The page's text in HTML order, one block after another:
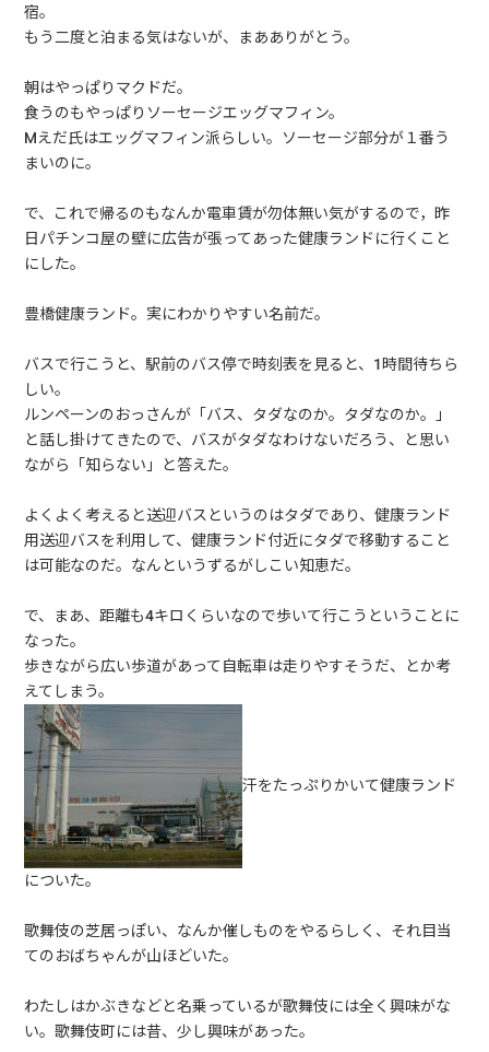
宿。
もう二度と泊まる気はないが、まあありがとう。
朝はやっぱりマクドだ。
食うのもやっぱりソーセージエッグマフィン。
Mえだ氏はエッグマフィン派らしい。ソーセージ部分が１番う
まいのに。
で、これで帰るのもなんか電車賃が勿体無い気がするので，昨
日パチンコ屋の壁に広告が張ってあった健康ランドに行くこと
にした。
豊橋健康ランド。実にわかりやすい名前だ。
バスで行こうと、駅前のバス停で時刻表を見ると、1時間待ちら
しい。
ルンペーンのおっさんが「バス、タダなのか。タダなのか。」
と話し掛けてきたので、バスがタダなわけないだろう、と思い
ながら「知らない」と答えた。
よくよく考えると送迎バスというのはタダであり、健康ランド
用送迎バスを利用して、健康ランド付近にタダで移動すること
は可能なのだ。なんというずるがしこい知恵だ。
で、まあ、距離も4キロくらいなので歩いて行こうということに
なった。
歩きながら広い歩道があって自転車は走りやすそうだ、とか考
えてしまう。
汗をたっぷりかいて健康ランド
についた。
歌舞伎の芝居っぽい、なんか催しものをやるらしく、それ目当
てのおばちゃんが山ほどいた。
わたしはかぶきなどと名乗っているが歌舞伎には全く興味がな
い。歌舞伎町には昔、少し興味があった。